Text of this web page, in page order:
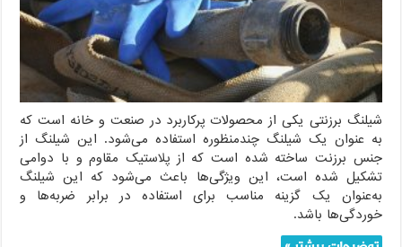
شیلنگ برزنتی یکی از محصولات پرکاربرد در صنعت و خانه است که
به عنوان یک شیلنگ چندمنظوره استفاده می‌شود. این شیلنگ از
جنس برزنت ساخته شده است که از پلاستیک مقاوم و با دوامی
تشکیل شده است، این ویژگی‌ها باعث می‌شود که این شیلنگ
به‌عنوان یک گزینه مناسب برای استفاده در برابر ضربه‌ها و
خوردگی‌ها باشد.